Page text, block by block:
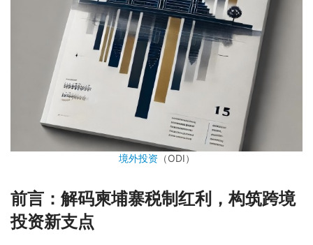
境外投资 （ODI）
前言：解码柬埔寨税制红利，构筑跨境
投资新支点